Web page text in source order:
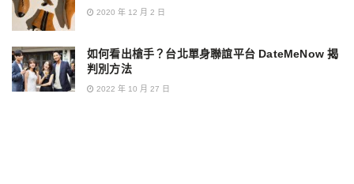
2020 年 12 月 2 日
如何看出槍手？台北單身聯誼平台 DateMeNow 揭
判別方法
2022 年 10 月 27 日